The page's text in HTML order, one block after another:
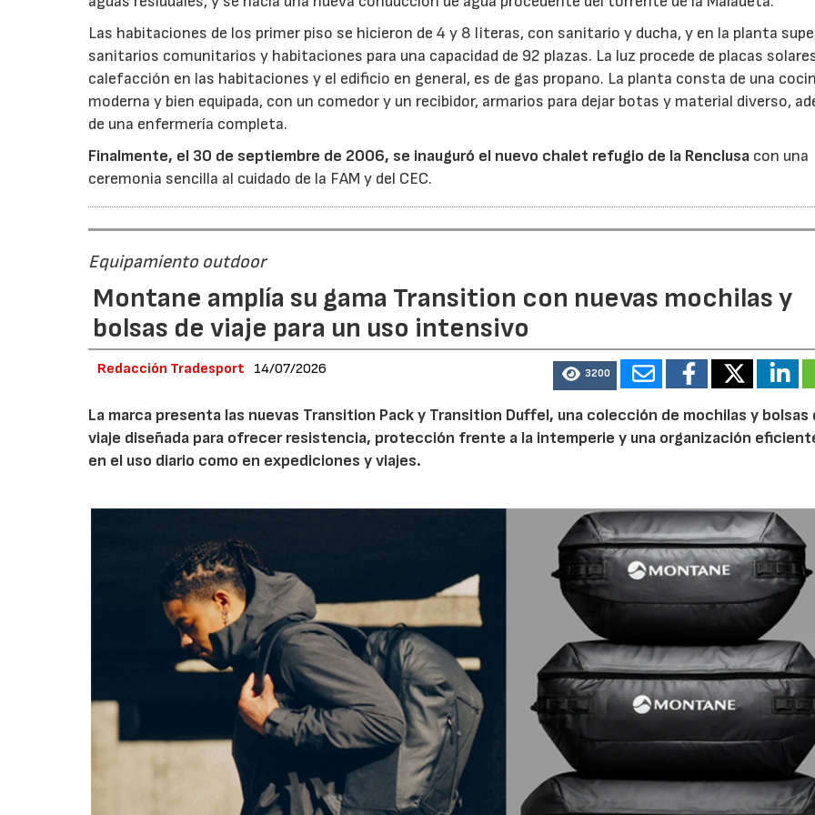
Las habitaciones de los primer piso se hicieron de 4 y 8 literas, con sanitario y ducha, y en la planta
sanitarios comunitarios y habitaciones para una capacidad de 92 plazas. La luz procede de placas
calefacción en las habitaciones y el edificio en general, es de gas propano. La planta consta de una
moderna y bien equipada, con un comedor y un recibidor, armarios para dejar botas y material diverso,
de una enfermería completa.
Finalmente, el 30 de septiembre de 2006, se inauguró el nuevo chalet refugio de la Renclusa con una
ceremonia sencilla al cuidado de la FAM y del CEC.
Equipamiento outdoor
Montane amplía su gama Transition con nuevas mochilas y
bolsas de viaje para un uso intensivo
Redacción Tradesport 14/07/2026 3200
La marca presenta las nuevas Transition Pack y Transition Duffel, una colección de mochilas y bolsas
viaje diseñada para ofrecer resistencia, protección frente a la intemperie y una organización
en el uso diario como en expediciones y viajes.